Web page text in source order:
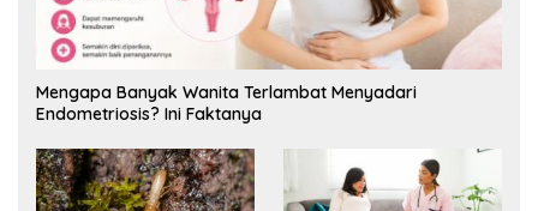
Mengapa Banyak Wanita Terlambat Menyadari
Endometriosis? Ini Faktanya